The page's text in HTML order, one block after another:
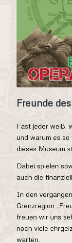
Freunde
Fast jeder weiß,
und warum es
dieses Museum
Dabei spielen
auch die
In den
Grenzregion
freuen wir uns
noch viele
warten.